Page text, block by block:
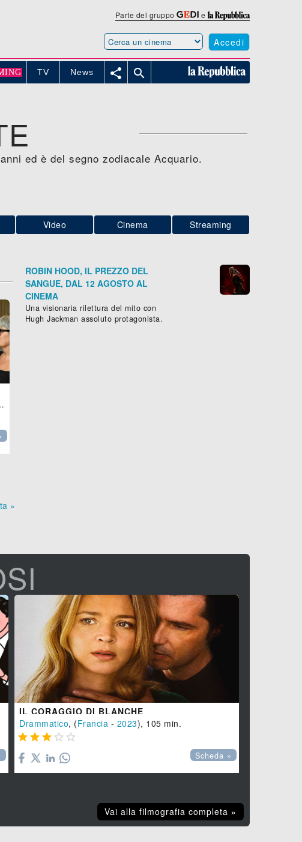
Parte del gruppo e
Accedi
TV News  
ed è del segno zodiacale Acquario.
Video Cinema Streaming
»
ROBIN HOOD, IL PREZZO DEL
SANGUE, DAL 12 AGOSTO AL
CINEMA
Una visionaria rilettura del mito con
Hugh Jackman assoluto protagonista.
IL CORAGGIO DI BLANCHE
Drammatico, (Francia - 2023), 105 min.
    
Scheda »
Vai alla filmografia completa »